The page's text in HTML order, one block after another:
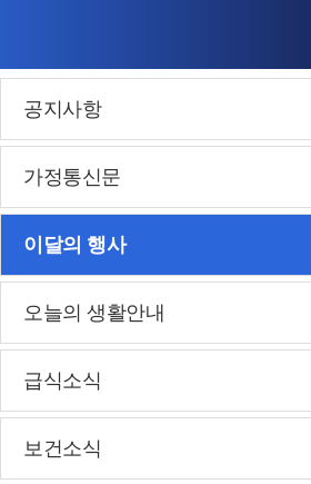
공지사항
가정통신문
이달의 행사
오늘의 생활안내
급식소식
보건소식